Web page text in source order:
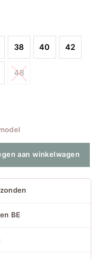
38 40 42
48
aan winkelwagen
BE